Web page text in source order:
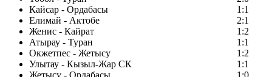
Кайсар - Ордабасы
1:1
Елимай - Актобе
2:1
Женис - Кайрат
1:2
Атырау - Туран
1:1
Окжетпес - Жетысу
1:2
Улытау - Кызыл-Жар СК
1:1